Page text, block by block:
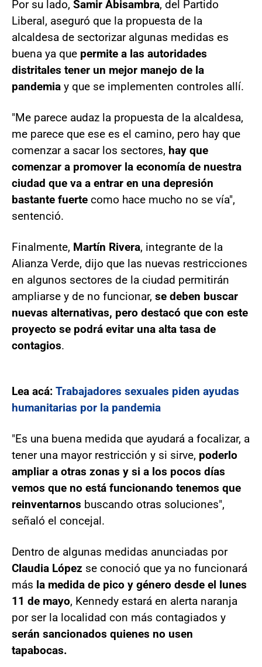
Por su lado, Samir Abisambra, del Partido
Liberal, aseguró que la propuesta de la
alcaldesa de sectorizar algunas medidas es
buena ya que permite a las autoridades
distritales tener un mejor manejo de la
pandemia y que se implementen controles allí.
"Me parece audaz la propuesta de la alcaldesa,
me parece que ese es el camino, pero hay que
comenzar a sacar los sectores, hay que
comenzar a promover la economía de nuestra
ciudad que va a entrar en una depresión
bastante fuerte como hace mucho no se vía",
sentenció.
Finalmente, Martín Rivera, integrante de la
Alianza Verde, dijo que las nuevas restricciones
en algunos sectores de la ciudad permitirán
ampliarse y de no funcionar, se deben buscar
nuevas alternativas, pero destacó que con este
proyecto se podrá evitar una alta tasa de
contagios.
Lea acá: Trabajadores sexuales piden ayudas
humanitarias por la pandemia
"Es una buena medida que ayudará a focalizar, a
tener una mayor restricción y si sirve, poderlo
ampliar a otras zonas y si a los pocos días
vemos que no está funcionando tenemos que
reinventarnos buscando otras soluciones",
señaló el concejal.
Dentro de algunas medidas anunciadas por
Claudia López se conoció que ya no funcionará
más la medida de pico y género desde el lunes
11 de mayo, Kennedy estará en alerta naranja
por ser la localidad con más contagiados y
serán sancionados quienes no usen
tapabocas.